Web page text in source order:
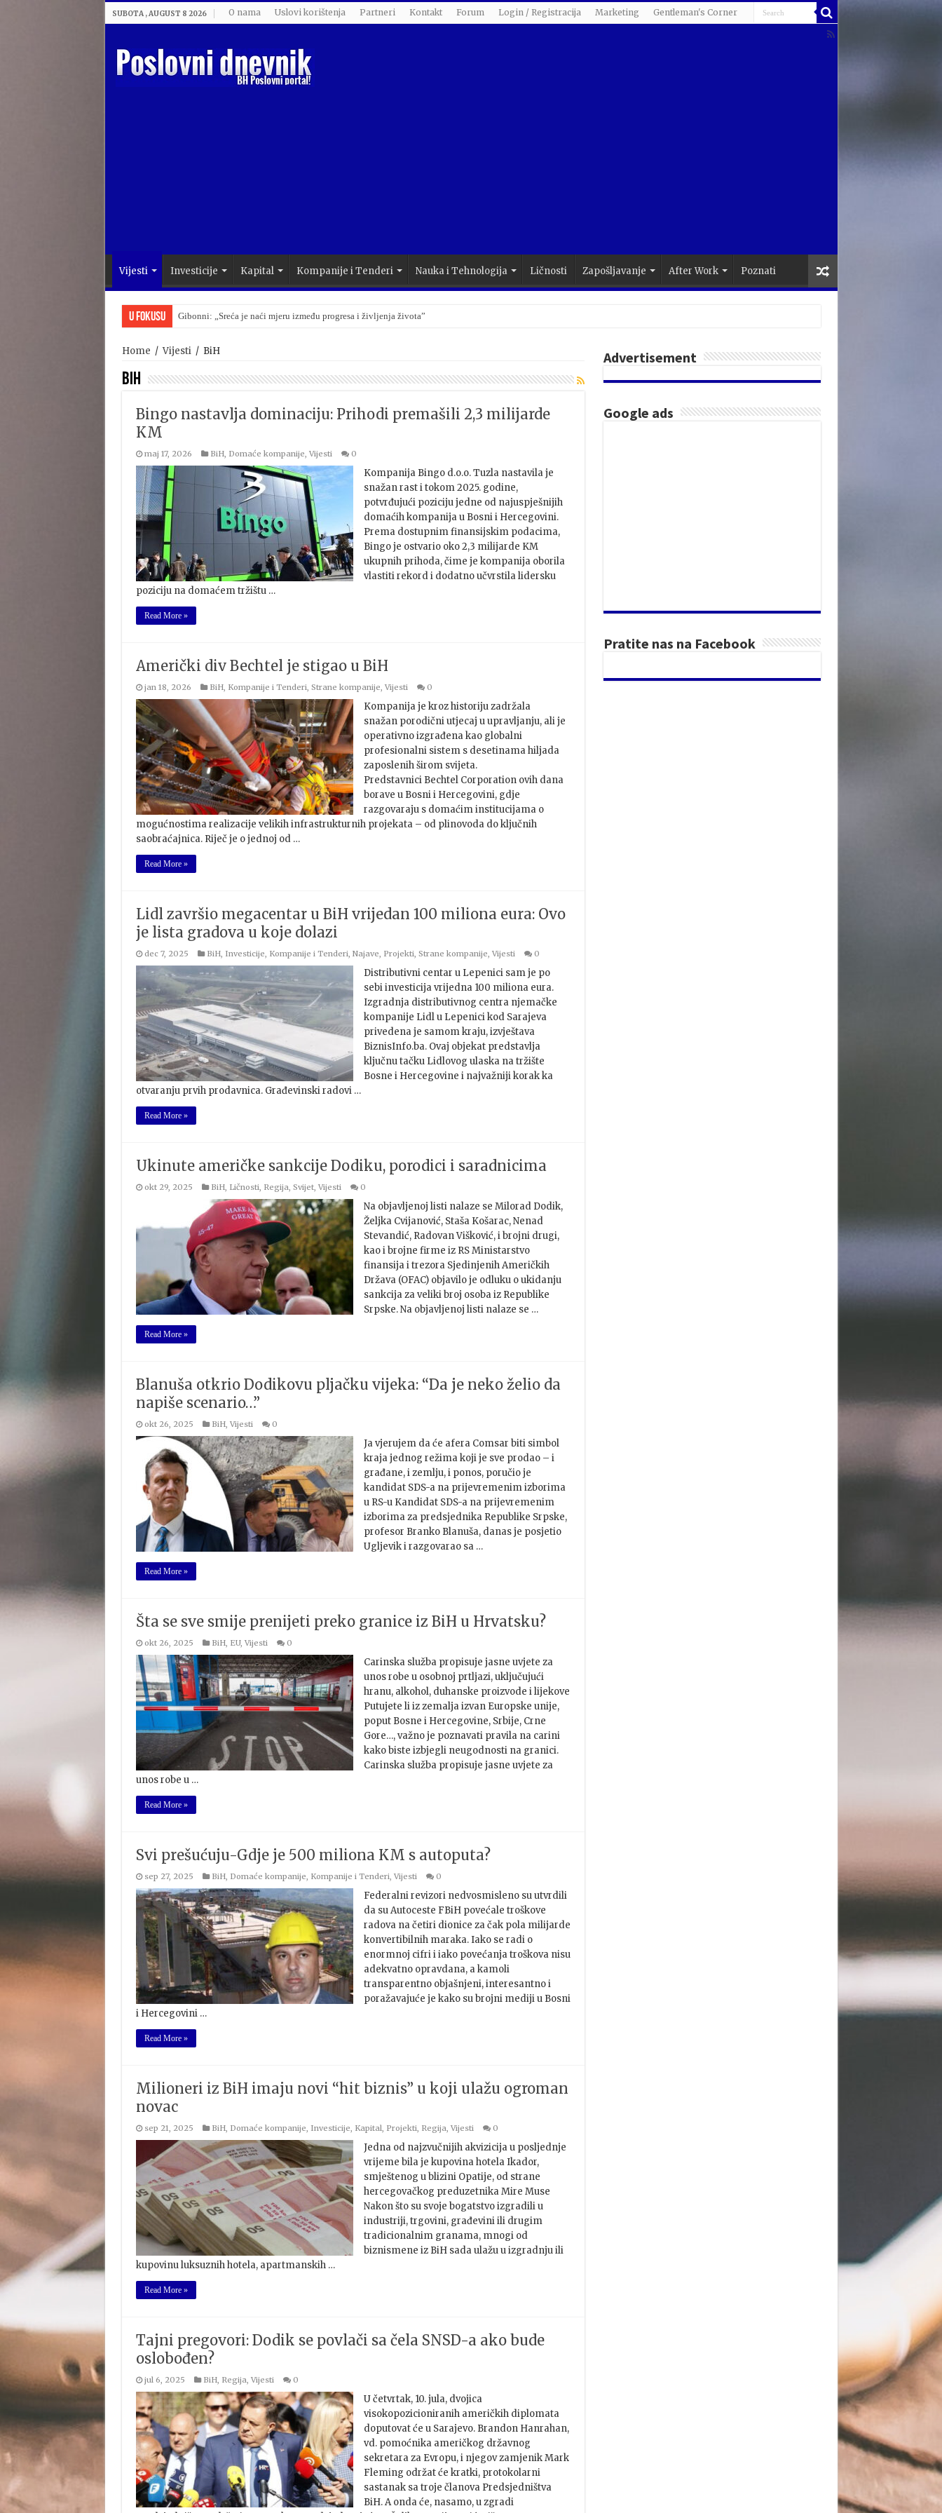
SUBOTA , AUGUST 8 2026 O nama Uslovi korištenja Partneri Kontakt Forum Login / Registracija Marketing Gentleman's Corner
Vijesti Investicije Kapital Kompanije i Tenderi Nauka i Tehnologija Ličnosti Zapošljavanje After Work Poznati
U Fokusu Lidl završio megacentar u BiH vrijedan 100 miliona eura: Ovo je lista gradova u koje dolazi
Home / Vijesti / BiH
BiH
Bingo nastavlja dominaciju: Prihodi premašili 2,3 milijarde
KM
maj 17, 2026 BiH, Domaće kompanije, Vijesti 0
Kompanija Bingo d.o.o. Tuzla nastavila je
snažan rast i tokom 2025. godine,
potvrđujući poziciju jedne od najuspješnijih
domaćih kompanija u Bosni i Hercegovini.
Prema dostupnim finansijskim podacima,
Bingo je ostvario oko 2,3 milijarde KM
ukupnih prihoda, čime je kompanija oborila
vlastiti rekord i dodatno učvrstila lidersku
poziciju na domaćem tržištu …
Read More »
Američki div Bechtel je stigao u BiH
jan 18, 2026 BiH, Kompanije i Tenderi, Strane kompanije, Vijesti 0
Kompanija je kroz historiju zadržala
snažan porodični utjecaj u upravljanju, ali je
operativno izgrađena kao globalni
profesionalni sistem s desetinama hiljada
zaposlenih širom svijeta.
Predstavnici Bechtel Corporation ovih dana
borave u Bosni i Hercegovini, gdje
razgovaraju s domaćim institucijama o
mogućnostima realizacije velikih infrastrukturnih projekata – od plinovoda do ključnih
saobraćajnica. Riječ je o jednoj od …
Read More »
Lidl završio megacentar u BiH vrijedan 100 miliona eura: Ovo
je lista gradova u koje dolazi
dec 7, 2025 BiH, Investicije, Kompanije i Tenderi, Najave, Projekti, Strane kompanije, Vijesti 0
Distributivni centar u Lepenici sam je po
sebi investicija vrijedna 100 miliona eura.
Izgradnja distributivnog centra njemačke
kompanije Lidl u Lepenici kod Sarajeva
privedena je samom kraju, izvještava
BiznisInfo.ba. Ovaj objekat predstavlja
ključnu tačku Lidlovog ulaska na tržište
Bosne i Hercegovine i najvažniji korak ka
otvaranju prvih prodavnica. Građevinski radovi …
Read More »
Ukinute američke sankcije Dodiku, porodici i saradnicima
okt 29, 2025 BiH, Ličnosti, Regija, Svijet, Vijesti 0
Na objavljenoj listi nalaze se Milorad Dodik,
Željka Cvijanović, Staša Košarac, Nenad
Stevandić, Radovan Višković, i brojni drugi,
kao i brojne firme iz RS Ministarstvo
finansija i trezora Sjedinjenih Američkih
Država (OFAC) objavilo je odluku o ukidanju
sankcija za veliki broj osoba iz Republike
Srpske. Na objavljenoj listi nalaze se …
Read More »
Blanuša otkrio Dodikovu pljačku vijeka: “Da je neko želio da
napiše scenario…”
okt 26, 2025 BiH, Vijesti 0
Ja vjerujem da će afera Comsar biti simbol
kraja jednog režima koji je sve prodao – i
građane, i zemlju, i ponos, poručio je
kandidat SDS-a na prijevremenim izborima
u RS-u Kandidat SDS-a na prijevremenim
izborima za predsjednika Republike Srpske,
profesor Branko Blanuša, danas je posjetio
Ugljevik i razgovarao sa …
Read More »
Šta se sve smije prenijeti preko granice iz BiH u Hrvatsku?
okt 26, 2025 BiH, EU, Vijesti 0
Carinska služba propisuje jasne uvjete za
unos robe u osobnoj prtljazi, uključujući
hranu, alkohol, duhanske proizvode i lijekove
Putujete li iz zemalja izvan Europske unije,
poput Bosne i Hercegovine, Srbije, Crne
Gore…, važno je poznavati pravila na carini
kako biste izbjegli neugodnosti na granici.
Carinska služba propisuje jasne uvjete za
unos robe u …
Read More »
Svi prešućuju-Gdje je 500 miliona KM s autoputa?
sep 27, 2025 BiH, Domaće kompanije, Kompanije i Tenderi, Vijesti 0
Federalni revizori nedvosmisleno su utvrdili
da su Autoceste FBiH povećale troškove
radova na četiri dionice za čak pola milijarde
konvertibilnih maraka. Iako se radi o
enormnoj cifri i iako povećanja troškova nisu
adekvatno opravdana, a kamoli
transparentno objašnjeni, interesantno i
poražavajuće je kako su brojni mediji u Bosni
i Hercegovini …
Read More »
Milioneri iz BiH imaju novi “hit biznis” u koji ulažu ogroman
novac
sep 21, 2025 BiH, Domaće kompanije, Investicije, Kapital, Projekti, Regija, Vijesti 0
Jedna od najzvučnijih akvizicija u posljednje
vrijeme bila je kupovina hotela Ikador,
smještenog u blizini Opatije, od strane
hercegovačkog preduzetnika Mire Muse
Nakon što su svoje bogatstvo izgradili u
industriji, trgovini, građevini ili drugim
tradicionalnim granama, mnogi od
biznismene iz BiH sada ulažu u izgradnju ili
kupovinu luksuznih hotela, apartmanskih …
Read More »
Tajni pregovori: Dodik se povlači sa čela SNSD-a ako bude
oslobođen?
jul 6, 2025 BiH, Regija, Vijesti 0
U četvrtak, 10. jula, dvojica
visokopozicioniranih američkih diplomata
doputovat će u Sarajevo. Brandon Hanrahan,
vd. pomoćnika američkog državnog
sekretara za Evropu, i njegov zamjenik Mark
Fleming održat će kratki, protokolarni
sastanak sa troje članova Predsjedništva
BiH. A onda će, nasamo, u zgradi
Advertisement
Google ads
Pratite nas na Facebook